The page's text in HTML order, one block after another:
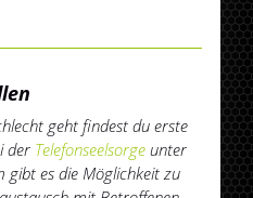
geht findest du erste
der Telefonseelsorge unter
gibt es die Möglichkeit zu